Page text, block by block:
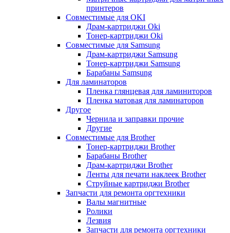
принтеров
Совместимые для OKI
Драм-картриджи Oki
Тонер-картриджи Oki
Совместимые для Samsung
Драм-картриджи Samsung
Тонер-картриджи Samsung
Барабаны Samsung
Для ламинаторов
Пленка глянцевая для ламиниторов
Пленка матовая для ламинаторов
Другое
Чернила и заправки прочие
Другие
Совместимые для Brother
Тонер-картриджи Brother
Барабаны Brother
Драм-картриджи Brother
Ленты для печати наклеек Brother
Струйные картриджи Brother
Запчасти для ремонта оргтехники
Валы магнитные
Ролики
Лезвия
Запчасти для ремонта оргтехники